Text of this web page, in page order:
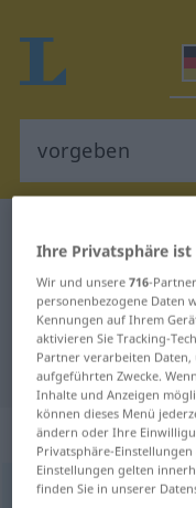
Deutsch-
"vorgeben"
"vorgeben"
vorgeben <irr>
Ihre Privatsphäre
Wir und unsere716-
personenbezogene Daten
Kennungen auf Ihrem
aktivieren Sie Tracking-
Partner verarbeiten
aufgeführten Zwecke.
Inhalte und Anzeigen
können dieses Menü
ändern oder Ihre
Privatsphäre-
Einstellungen gelten
finden Sie in unserer